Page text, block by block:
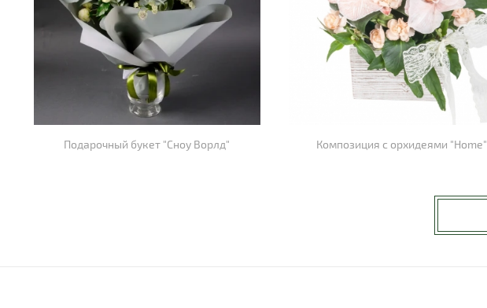
Подарочный букет "Сноу Ворлд" Композиция с орхидеями "Home"